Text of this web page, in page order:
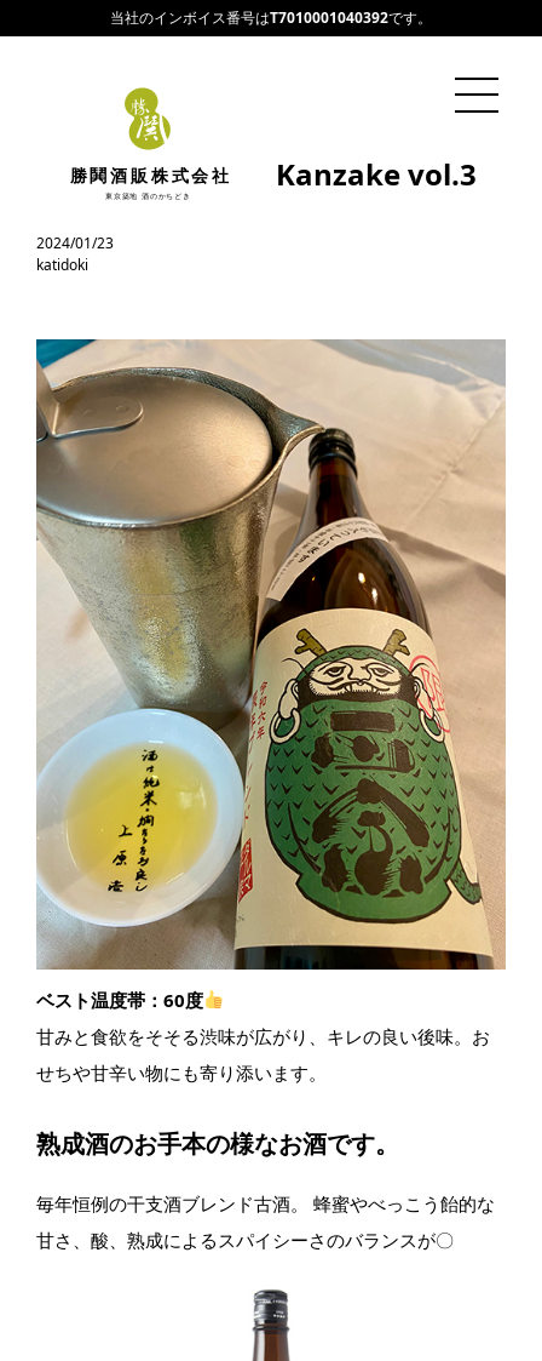
当社のインボイス番号はT7010001040392です。
勝鬨酒販株式会社
東京築地 酒のかちどき
店長平田の I love Kanzake vol.3
ダルマ正宗
2024/01/23
katidoki
ベスト温度帯：60度
甘みと食欲をそそる渋味が広がり、キレの良い後味。お
せちや甘辛い物にも寄り添います。
熟成酒のお手本の様なお酒です。
毎年恒例の干支酒ブレンド古酒。 蜂蜜やべっこう飴的な
甘さ、酸、熟成によるスパイシーさのバランスが〇